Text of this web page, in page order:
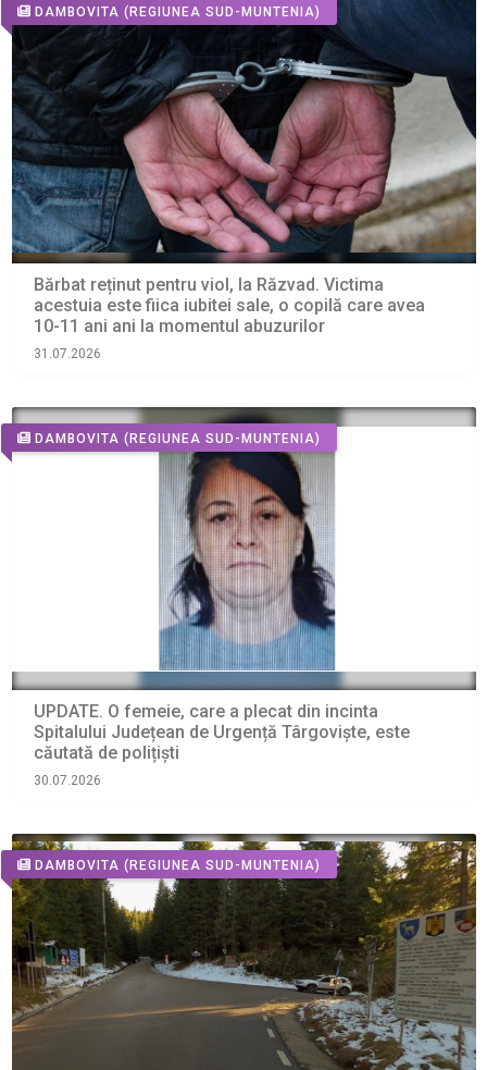
DAMBOVITA (REGIUNEA SUD-MUNTENIA)
Bărbat reținut pentru viol, la Răzvad. Victima
acestuia este fiica iubitei sale, o copilă care avea
10-11 ani ani la momentul abuzurilor
31.07.2026
DAMBOVITA (REGIUNEA SUD-MUNTENIA)
UPDATE. O femeie, care a plecat din incinta
Spitalului Județean de Urgență Târgoviște, este
căutată de polițiști
30.07.2026
DAMBOVITA (REGIUNEA SUD-MUNTENIA)